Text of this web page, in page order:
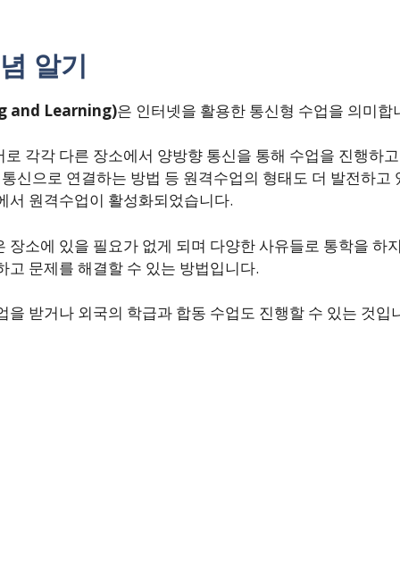
알기
and Learning)은 인터넷을 활용한 통신형 수업을 의미합
각각 다른 장소에서 양방향 통신을 통해 수업을 진행하
신으로 연결하는 방법 등 원격수업의 형태도 더 발전하
서 원격수업이 활성화되었습니다.
장소에 있을 필요가 없게 되며 다양한 사유들로 통학을 하
고 문제를 해결할 수 있는 방법입니다.
을 받거나 외국의 학급과 합동 수업도 진행할 수 있는 것입